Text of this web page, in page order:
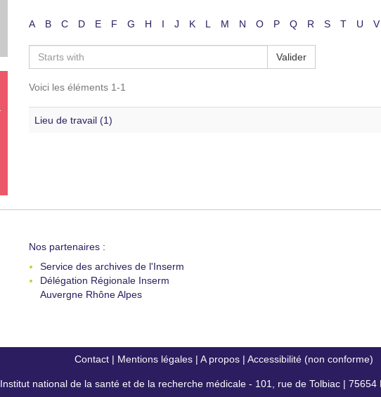
A B C D E F G H I J K L M N O P Q R S T U V
Valider
Voici les éléments 1-1
Lieu de travail (1)
Nos partenaires :
Service des archives de l'Inserm
Délégation Régionale Inserm
Auvergne Rhône Alpes
Contact| Mentions légales| A propos| Accessibilité (non conforme)
Institut national de la santé et de la recherche médicale - 101, rue de Tolbiac | 75654